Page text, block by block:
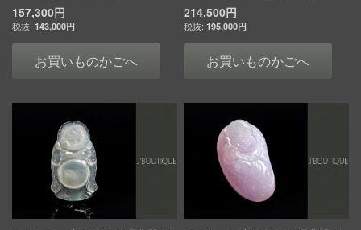
157,300円
143,000円
お買いものかごへ
214,500円
195,000円
お買いものかごへ